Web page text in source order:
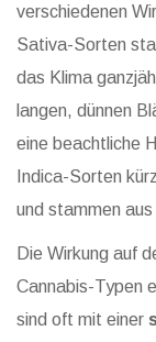
verschiedenen
Sativa-Sorten
das Klima
langen, dünnen
eine beachtliche
Indica-Sorten
und stammen
Die Wirkung auf
Cannabis-Typen
sind oft mit einer